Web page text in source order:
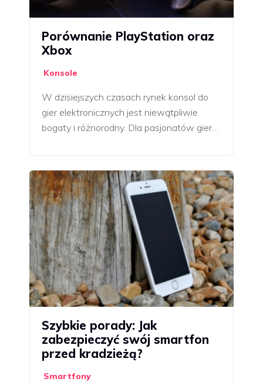
Porównanie PlayStation oraz
Xbox
Konsole
W dzisiejszych czasach rynek konsol do
gier elektronicznych jest niewątpliwie
bogaty i różnorodny. Dla pasjonatów gier…
Szybkie porady: Jak
zabezpieczyć swój smartfon
przed kradzieżą?
Smartfony